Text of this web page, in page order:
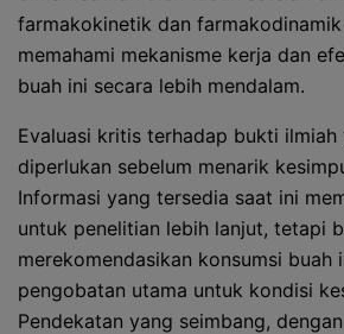
farmakokinetik dan
memahami mekanisme kerja dan
buah ini secara lebih mendalam.
Evaluasi kritis terhadap bukti ilmiah
diperlukan sebelum menarik
Informasi yang tersedia saat ini
untuk penelitian lebih lanjut, tetapi
merekomendasikan konsumsi buah
pengobatan utama untuk kondisi
Pendekatan yang seimbang, dengan